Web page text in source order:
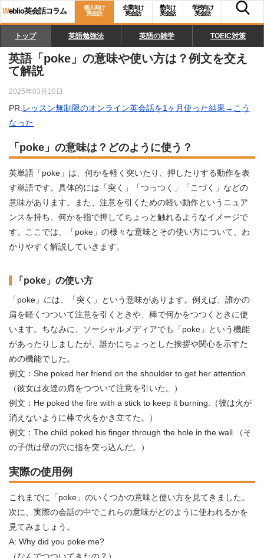
Weblio英会話コラム
個人向け
英会話
企業向け
英会話
塾向け
英会話
学校向け
英会話
トップ 英語勉強法 英語の雑学 TOEIC対策
英語「poke」の意味や使い方は？例文を交え
て解説
2025年03月10日
PR:レッスン無制限のオンライン英会話を1ヶ月使った結果→こう
なった
「poke」の意味は？どのように使う？
英単語「poke」は、何かを軽く突いたり、押したりする動作を表
す単語です。具体的には「突く」「つっつく」「こづく」などの
意味があります。また、注意を引くための軽い動作というニュア
ンスを持ち、何かを指で押してちょっと触れるようなイメージで
す。ここでは、「poke」の様々な意味とその使い方について、わ
かりやすく解説していきます。
「poke」の使い方
「poke」には、「突く」という意味があります。例えば、誰かの
肩を軽くつついて注意を引くときや、棒で何かをつつくときに使
います。ちなみに、ソーシャルメディアでも「poke」という機能
があったりしましたが、誰かにちょっとした挨拶や関心を示すた
めの機能でした。
例文：She poked her friend on the shoulder to get her attention.
（彼女は友達の肩をつついて注意を引いた。）
例文：He poked the fire with a stick to keep it burning.（彼は火が
消えないように棒で火をかき立てた。）
例文：The child poked his finger through the hole in the wall.（そ
の子供は壁の穴に指を突っ込んだ。）
実際の使用例
これまでに「poke」のいくつかの意味と使い方を見てきました。
次に、実際の会話の中でこれらの意味がどのように使われるかを
見てみましょう。
A: Why did you poke me?